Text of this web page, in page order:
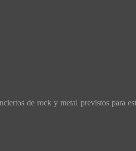
de rock y metal previstos para